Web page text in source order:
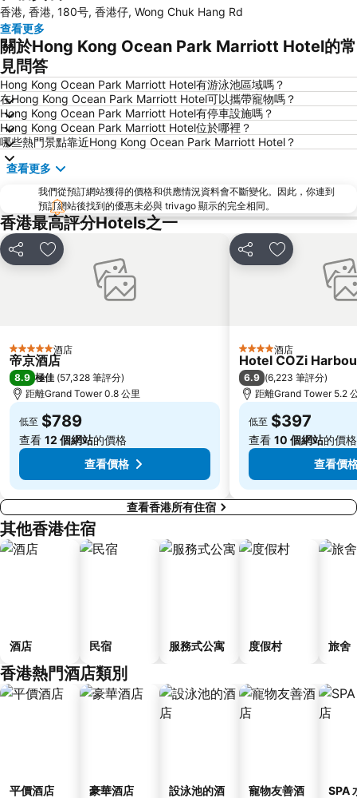
南山區
東涌
元朗
紅磡
天水圍
海洋公園
深水埗區
黃金海岸
香港迪士尼樂園
新界
羅湖口岸
羅湖
東門步行街
North Point Metro Station
Cheung Chau
羅湖口岸
Sheung Wan Metro Station
Tsing Yi Metro Station
寶安區
朗豪坊
Causeway Bay Metro Station
鹽田區
Lamma Island
Tin Hau Metro Station
金銀島酒店站
羅湖邊界過境站
香港, 香港, 180号, 香港仔, Wong Chuk Hang Rd
查看更多
關於Hong Kong Ocean Park Marriott Hotel的常
見問答
Hong Kong Ocean Park Marriott Hotel有游泳池區域嗎？
在Hong Kong Ocean Park Marriott Hotel可以攜帶寵物嗎？
Hong Kong Ocean Park Marriott Hotel有停車設施嗎？
Hong Kong Ocean Park Marriott Hotel位於哪裡？
哪些熱門景點靠近Hong Kong Ocean Park Marriott Hotel？
查看更多
我們從預訂網站獲得的價格和供應情況資料會不斷變化。因此，你連到
預訂網站後找到的優惠未必與 trivago 顯示的完全相同。
香港最高評分Hotels之一
分享 放到收藏夾
5 星級 酒店
帝京酒店
8.9 極佳 (57,328 筆評分)
距離Grand Tower 0.8 公里
低至 $789
查看 12 個網站的價格
查看價格
分享 放到收藏夾
4 星級 酒店
Hotel COZi
6.9 (6,223 筆評分)
距離Grand Tower 5.2
低至 $397
查看 10 個網站的價格
查看價
查看香港所有住宿
其他香港住宿
酒店 民宿 服務式公寓 度假村 旅舍
香港熱門酒店類別
平價酒店 豪華酒店
設泳池的酒
寵物友善酒
SPA